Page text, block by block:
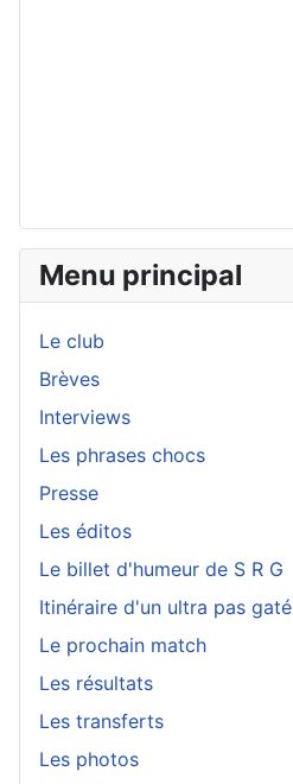
Menu principal
Le club
Brèves
Interviews
Les phrases chocs
Presse
Les éditos
Le billet d'humeur de S R G
Itinéraire d'un ultra pas gaté
Le prochain match
Les résultats
Les transferts
Les photos